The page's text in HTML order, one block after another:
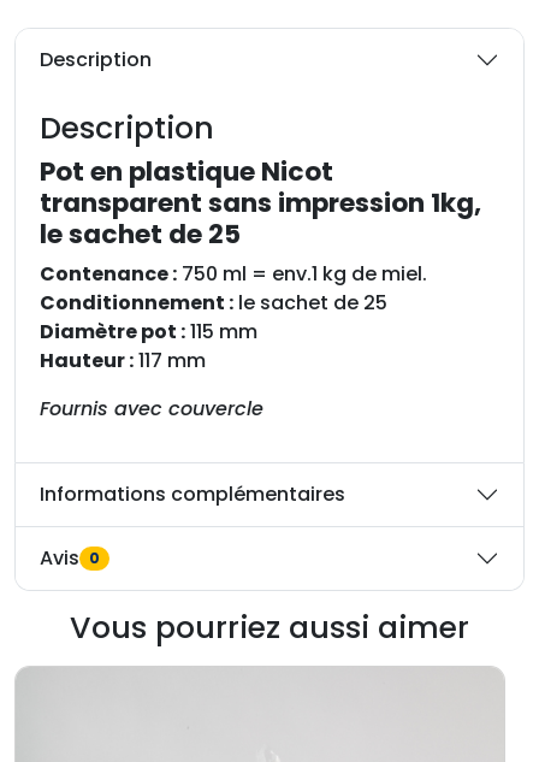
o
r
Description
Description
Pot en plastique Nicot
transparent sans impression 1kg,
le sachet de 25
Contenance : 750 ml = env.1 kg de miel.
Conditionnement : le sachet de 25
Diamètre pot :115 mm
Hauteur :117 mm
Fournis avec couvercle
Informations complémentaires
Avis 0
Vous pourriez aussi aimer